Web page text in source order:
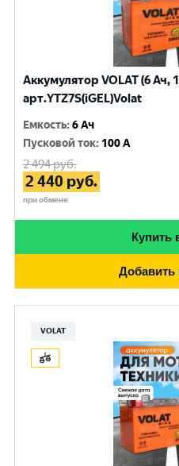
Аккумулятор VOLAT (6 Ач,
арт.YTZ7S(iGEL)Volat
Емкость:6 Ач
Пусковой ток: 100 A
2 494руб.
2 440 руб.
при обмене
Купить
Добавить
VOLAT